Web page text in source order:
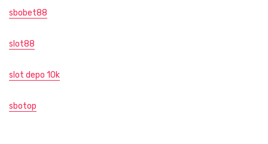
sbobet88
slot88
slot depo 10k
sbotop